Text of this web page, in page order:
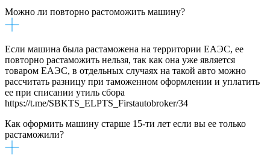
Можно ли повторно растоможить машину?
Если машина была растаможена на территории ЕАЭС, ее
повторно растаможить нельзя, так как она уже является
товаром ЕАЭС, в отдельных случаях на такой авто можно
рассчитать разницу при таможенном оформлении и уплатить
ее при списании утиль сбора
https://t.me/SBKTS_ELPTS_Firstautobroker/34
Как оформить машину старше 15-ти лет если вы ее только
растаможили?